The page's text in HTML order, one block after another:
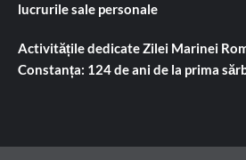
lucrurile sale personale
Activitățile dedicate Zilei Marinei
Constanța: 124 de ani de la prima